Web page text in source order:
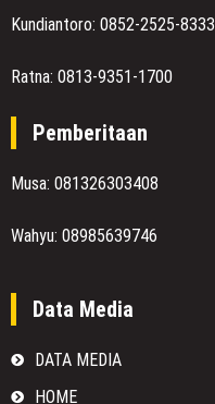
Kundiantoro: 0852-2525-8333
Ratna: 0813-9351-1700
Pemberitaan
Musa: 081326303408
Wahyu: 08985639746
Data Media
DATA MEDIA
HOME